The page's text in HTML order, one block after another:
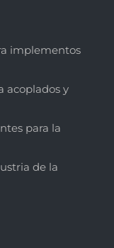
implementos
acoplados y
para la
de la